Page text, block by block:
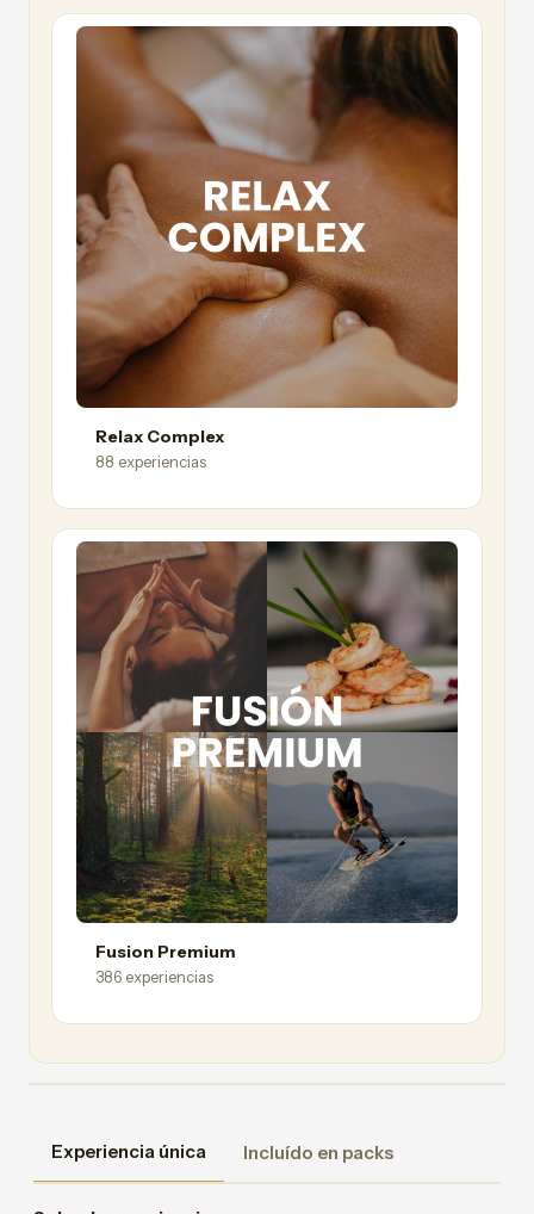
Relax Complex
88 experiencias
Fusion Premium
386 experiencias
Experiencia única Incluído en packs